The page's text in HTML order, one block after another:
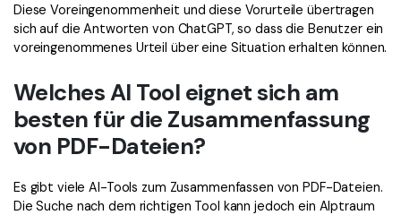
Diese Voreingenommenheit und diese Vorurteile übertragen
sich auf die Antworten von ChatGPT, so dass die Benutzer ein
voreingenommenes Urteil über eine Situation erhalten können.
Welches AI Tool eignet sich am
besten für die Zusammenfassung
von PDF-Dateien?
Es gibt viele AI-Tools zum Zusammenfassen von PDF-Dateien.
Die Suche nach dem richtigen Tool kann jedoch ein Alptraum